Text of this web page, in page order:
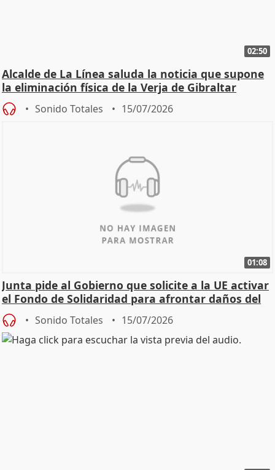
02:50
Alcalde de La Línea saluda la noticia que supone
la eliminación física de la Verja de Gibraltar
Sonido Totales 15/07/2026
01:08
Junta pide al Gobierno que solicite a la UE activar
el Fondo de Solidaridad para afrontar daños del
Sonido Totales 15/07/2026